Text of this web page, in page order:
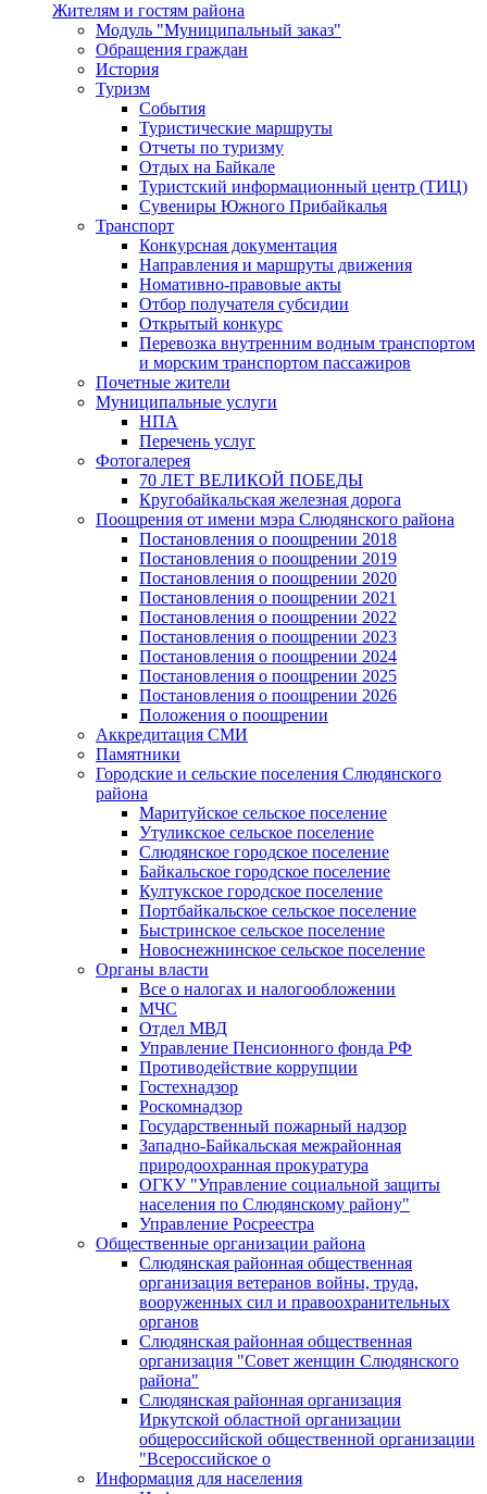
Жителям и гостям района
Модуль "Муниципальный заказ"
Обращения граждан
История
Туризм
События
Туристические маршруты
Отчеты по туризму
Отдых на Байкале
Туристский информационный центр (ТИЦ)
Сувениры Южного Прибайкалья
Транспорт
Конкурсная документация
Направления и маршруты движения
Номативно-правовые акты
Отбор получателя субсидии
Открытый конкурс
Перевозка внутренним водным транспортом
и морским транспортом пассажиров
Почетные жители
Муниципальные услуги
НПА
Перечень услуг
Фотогалерея
70 ЛЕТ ВЕЛИКОЙ ПОБЕДЫ
Кругобайкальская железная дорога
Поощрения от имени мэра Слюдянского района
Постановления о поощрении 2018
Постановления о поощрении 2019
Постановления о поощрении 2020
Постановления о поощрении 2021
Постановления о поощрении 2022
Постановления о поощрении 2023
Постановления о поощрении 2024
Постановления о поощрении 2025
Постановления о поощрении 2026
Положения о поощрении
Аккредитация СМИ
Памятники
Городские и сельские поселения Слюдянского
района
Маритуйское сельское поселение
Утуликское сельское поселение
Слюдянское городское поселение
Байкальское городское поселение
Култукское городское поселение
Портбайкальское сельское поселение
Быстринское сельское поселение
Новоснежнинское сельское поселение
Органы власти
Все о налогах и налогообложении
МЧС
Отдел МВД
Управление Пенсионного фонда РФ
Противодействие коррупции
Гостехнадзор
Роскомнадзор
Государственный пожарный надзор
Западно-Байкальская межрайонная
природоохранная прокуратура
ОГКУ "Управление социальной защиты
населения по Слюдянскому району"
Управление Росреестра
Общественные организации района
Слюдянская районная общественная
организация ветеранов войны, труда,
вооруженных сил и правоохранительных
органов
Слюдянская районная общественная
организация "Совет женщин Слюдянского
района"
Слюдянская районная организация
Иркутской областной организации
общероссийской общественной организации
"Всероссийское о
Информация для населения